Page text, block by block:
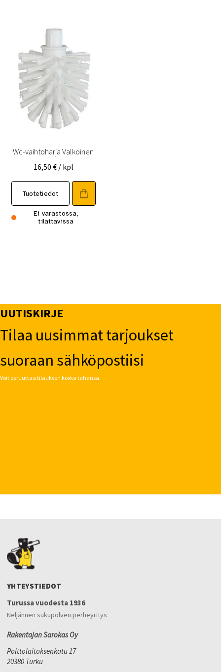
Wc-vaihtoharja Valkoinen
16,50 € / kpl
Tuotetiedot
Ei varastossa,
tilattavissa
UUTISKIRJE
Tilaa uusimmat tarjoukset
suoraan sähköpostiisi
Voit peruuttaa tilauksen koska tahansa.
YHTEYSTIEDOT
Turussa vuodesta 1936
Neljännen sukupolven perheyritys
Rakentajan Sarokas Oy
Polttolaitoksenkatu 17
20380 Turku